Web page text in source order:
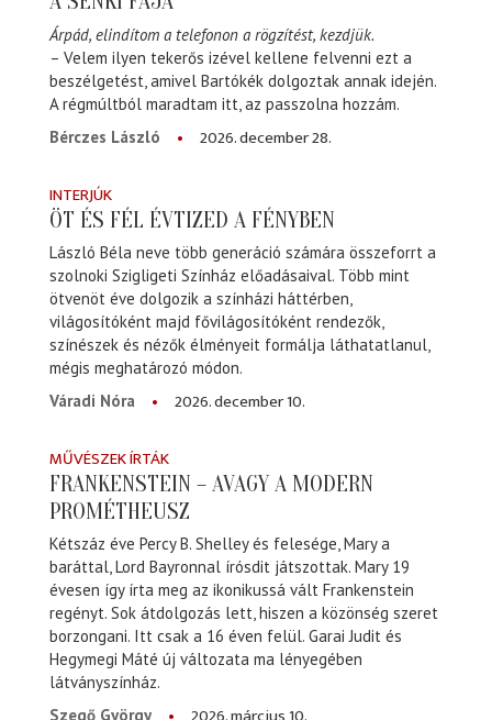
Árpád, elindítom a telefonon a rögzítést, kezdjük.
– Velem ilyen tekerős izével kellene felvenni ezt a
beszélgetést, amivel Bartókék dolgoztak annak idején.
A régmúltból maradtam itt, az passzolna hozzám.
Bérczes László
2026. december 28.
INTERJÚK
ÖT ÉS FÉL ÉVTIZED A FÉNYBEN
László Béla neve több generáció számára összeforrt a
szolnoki Szigligeti Színház előadásaival. Több mint
ötvenöt éve dolgozik a színházi háttérben,
világosítóként majd fővilágosítóként rendezők,
színészek és nézők élményeit formálja láthatatlanul,
mégis meghatározó módon.
Váradi Nóra
2026. december 10.
MŰVÉSZEK ÍRTÁK
FRANKENSTEIN – AVAGY A MODERN
PROMÉTHEUSZ
Kétszáz éve Percy B. Shelley és felesége, Mary a
baráttal, Lord Bayronnal írósdit játszottak. Mary 19
évesen így írta meg az ikonikussá vált Frankenstein
regényt. Sok átdolgozás lett, hiszen a közönség szeret
borzongani. Itt csak a 16 éven felül. Garai Judit és
Hegymegi Máté új változata ma lényegében
látványszínház.
Szegő György